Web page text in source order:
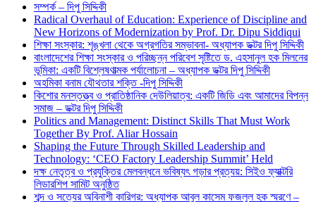
সম্পর্ক – দিপু সিদ্দিকী
Radical Overhaul of Education: Experience of Discipline and
New Horizons of Modernization by Prof. Dr. Dipu Siddiqui
শিক্ষা সংস্কার: শৃঙ্খলা থেকে অগ্রগতির সম্ভাবনা- অধ্যাপক ডক্টর দিপু সিদ্দিকী
বাংলাদেশের শিক্ষা সংস্কার ও পরিচ্ছন্ন পরিবেশ সৃষ্টিতে ড. এহসানুল হক মিলনের
ভূমিকা: একটি বিশ্লেষণাত্মক পর্যালোচনা – অধ্যাপক ডক্টর দিপু সিদ্দিকী
অহমিকা বনাম যৌথতার শক্তি -দিপু সিদ্দিকী
কিশোর মনস্তত্ত্ব ও প্রাতিষ্ঠানিক দেউলিয়াত্ব: একটি জিডি এবং আমাদের বিপন্ন
সমাজ – ডক্টর দিপু সিদ্দিকী
Politics and Management: Distinct Skills That Must Work
Together By Prof. Aliar Hossain
Shaping the Future Through Skilled Leadership and
Technology: ‘CEO Factory Leadership Summit’ Held
দক্ষ নেতৃত্ব ও প্রযুক্তির মেলবন্ধনে ভবিষ্যৎ গড়ার প্রত্যয়: সিইও ফ্যাক্টরি
লিডারশিপ সামিট অনুষ্ঠিত
শব্দ ও সত্যের অবিনাশী কারিগর: অধ্যাপক আবুল কাসেম ফজলুল হক স্মরণে –